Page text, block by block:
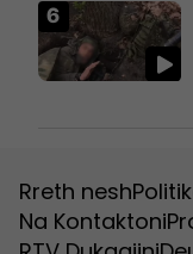
Rreth nesh
Na Kontaktoni